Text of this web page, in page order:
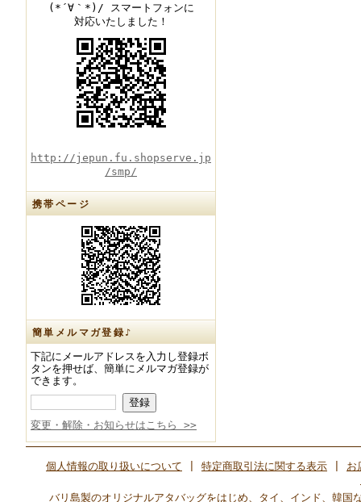
(*´∀｀*)/ スマートフォンに
対応いたしました！
http://jepun.fu.shopserve.jp
/smp/
携帯ページ
簡単メルマガ登録♪
下記にメールアドレスを入力し登録ボ
タンを押せば、簡単にメルマガ登録が
できます。
変更・解除・お知らせはこちら >>
個人情報の取り扱いについて 特定商取引法に関する表示
お
バリ島製のオリジナルアタバッグをはじめ、タイ、インド、韓